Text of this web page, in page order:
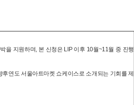
을 지원하며, 본 신청은 LIP 이후 10월~11월 중 진행
연도 서울아트마켓 쇼케이스로 소개되는 기회를 제